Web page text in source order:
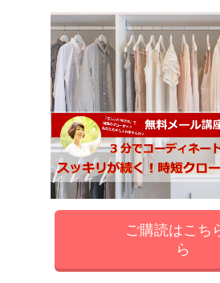
ご購読はこち
ら